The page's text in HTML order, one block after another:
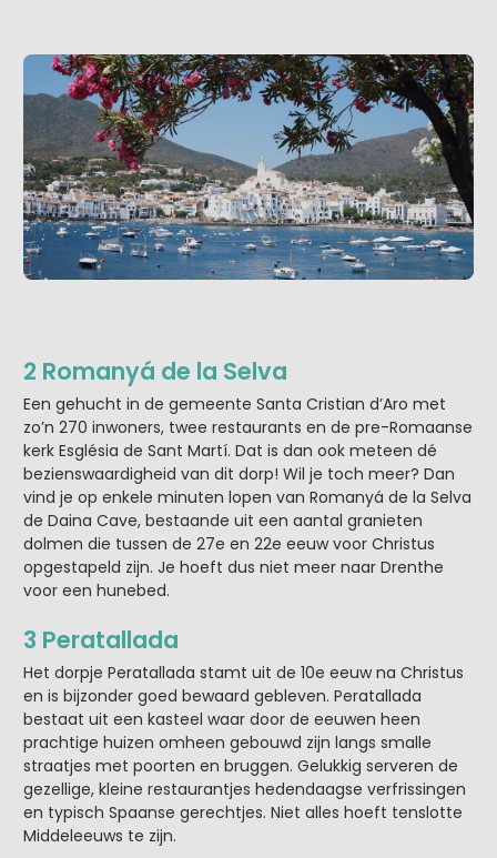
2 Romanyá de la Selva
Een gehucht in de gemeente Santa Cristian d’Aro met
zo’n 270 inwoners, twee restaurants en de pre-Romaanse
kerk Església de Sant Martí. Dat is dan ook meteen dé
bezienswaardigheid van dit dorp! Wil je toch meer? Dan
vind je op enkele minuten lopen van Romanyá de la Selva
de Daina Cave, bestaande uit een aantal granieten
dolmen die tussen de 27e en 22e eeuw voor Christus
opgestapeld zijn. Je hoeft dus niet meer naar Drenthe
voor een hunebed.
3 Peratallada
Het dorpje Peratallada stamt uit de 10e eeuw na Christus
en is bijzonder goed bewaard gebleven. Peratallada
bestaat uit een kasteel waar door de eeuwen heen
prachtige huizen omheen gebouwd zijn langs smalle
straatjes met poorten en bruggen. Gelukkig serveren de
gezellige, kleine restaurantjes hedendaagse verfrissingen
en typisch Spaanse gerechtjes. Niet alles hoeft tenslotte
Middeleeuws te zijn.